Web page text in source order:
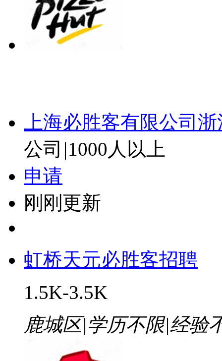
上海必胜客有限公司
公司 |1000人以上
申请
刚刚更新
虹桥天元必胜客招聘
1.5K-3.5K
鹿城区|学历不限|经验